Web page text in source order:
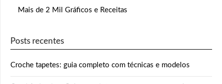
Mais de 2 Mil Gráficos e Receitas
Posts recentes
Croche tapetes: guia completo com técnicas e modelos